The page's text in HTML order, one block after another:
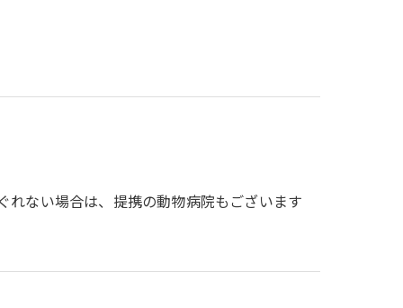
れない場合は、提携の動物病院もございます